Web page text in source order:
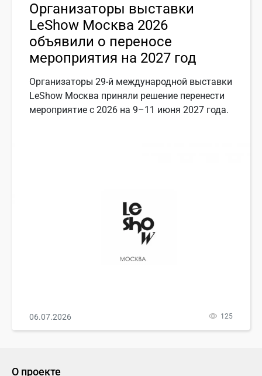
Организаторы выставки
LeShow Москва 2026
объявили о переносе
мероприятия на 2027 год
Организаторы 29-й международной выставки
LeShow Москва приняли решение перенести
мероприятие с 2026 на 9–11 июня 2027 года.
06.07.2026 125
О проекте